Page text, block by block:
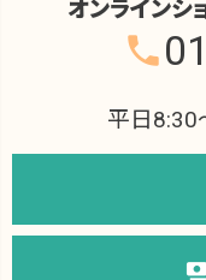
オンラインシ
phone
平日8:30